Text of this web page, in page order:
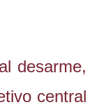
desarme,
central